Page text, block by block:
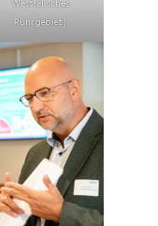
Ruhrgebiet)